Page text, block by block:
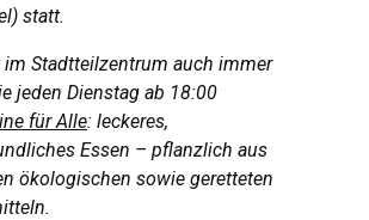
statt.
im Stadtteilzentrum auch immer
jeden Dienstag ab 18:00
für Alle: leckeres,
Essen – pflanzlich aus
ökologischen sowie geretteten